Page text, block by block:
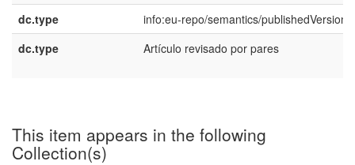
dc.type
info:eu-repo/semantics/publishedVersion
dc.type
Artículo revisado por pares
This item appears in the following
Collection(s)